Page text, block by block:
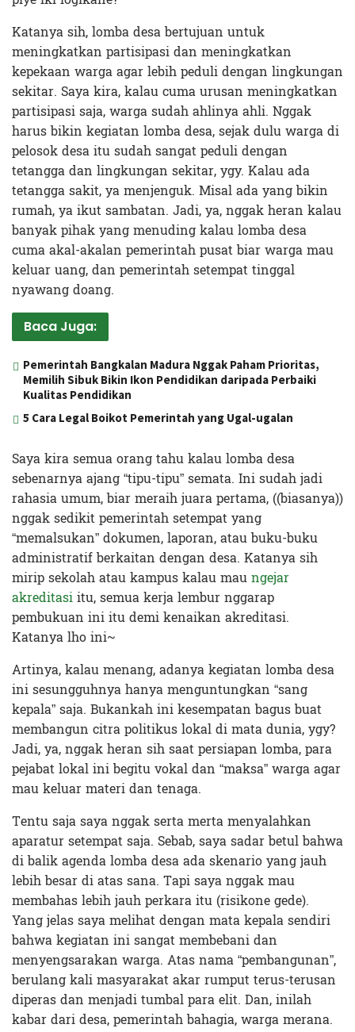
Katanya sih, lomba desa bertujuan untuk
meningkatkan partisipasi dan meningkatkan
kepekaan warga agar lebih peduli dengan lingkungan
sekitar. Saya kira, kalau cuma urusan meningkatkan
partisipasi saja, warga sudah ahlinya ahli. Nggak
harus bikin kegiatan lomba desa, sejak dulu warga di
pelosok desa itu sudah sangat peduli dengan
tetangga dan lingkungan sekitar, ygy. Kalau ada
tetangga sakit, ya menjenguk. Misal ada yang bikin
rumah, ya ikut sambatan. Jadi, ya, nggak heran kalau
banyak pihak yang menuding kalau lomba desa
cuma akal-akalan pemerintah pusat biar warga mau
keluar uang, dan pemerintah setempat tinggal
nyawang doang.
Baca Juga:
Pemerintah Bangkalan Madura Nggak Paham Prioritas,
Memilih Sibuk Bikin Ikon Pendidikan daripada Perbaiki
Kualitas Pendidikan
5 Cara Legal Boikot Pemerintah yang Ugal-ugalan
Saya kira semua orang tahu kalau lomba desa
sebenarnya ajang “tipu-tipu” semata. Ini sudah jadi
rahasia umum, biar meraih juara pertama, ((biasanya))
nggak sedikit pemerintah setempat yang
“memalsukan” dokumen, laporan, atau buku-buku
administratif berkaitan dengan desa. Katanya sih
mirip sekolah atau kampus kalau maungejar
akreditasiitu, semua kerja lembur nggarap
pembukuan ini itu demi kenaikan akreditasi.
Katanya lho ini~
Artinya, kalau menang, adanya kegiatan lomba desa
ini sesungguhnya hanya menguntungkan “sang
kepala” saja. Bukankah ini kesempatan bagus buat
membangun citra politikus lokal di mata dunia, ygy?
Jadi, ya, nggak heran sih saat persiapan lomba, para
pejabat lokal ini begitu vokal dan “maksa” warga agar
mau keluar materi dan tenaga.
Tentu saja saya nggak serta merta menyalahkan
aparatur setempat saja. Sebab, saya sadar betul bahwa
di balik agenda lomba desa ada skenario yang jauh
lebih besar di atas sana. Tapi saya nggak mau
membahas lebih jauh perkara itu (risikone gede).
Yang jelas saya melihat dengan mata kepala sendiri
bahwa kegiatan ini sangat membebani dan
menyengsarakan warga. Atas nama “pembangunan”,
berulang kali masyarakat akar rumput terus-terusan
diperas dan menjadi tumbal para elit. Dan, inilah
kabar dari desa, pemerintah bahagia, warga merana.